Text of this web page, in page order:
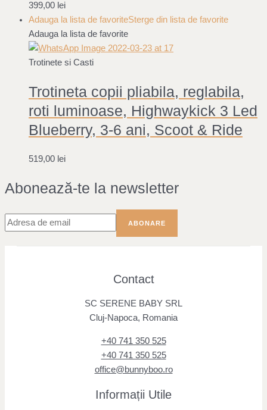
399,00 lei
Adauga la lista de favoriteSterge din lista de favorite
Adauga la lista de favorite
Trotinete si Casti
Trotineta copii pliabila, reglabila,
roti luminoase, Highwaykick 3 Led
Blueberry, 3-6 ani, Scoot & Ride
519,00 lei
Abonează-te la newsletter
Contact
SC SERENE BABY SRL
Cluj-Napoca, Romania
+40 741 350 525
+40 741 350 525
office@bunnyboo.ro
Informații Utile